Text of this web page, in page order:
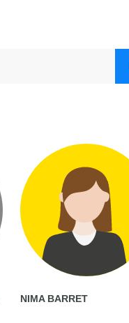
NIMA BARRET